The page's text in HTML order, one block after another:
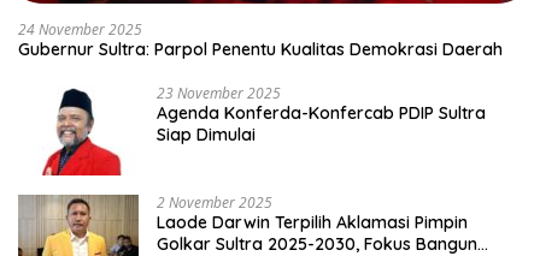
24 November 2025
Gubernur Sultra: Parpol Penentu Kualitas Demokrasi Daerah
23 November 2025
Agenda Konferda-Konfercab PDIP Sultra
Siap Dimulai
2 November 2025
Laode Darwin Terpilih Aklamasi Pimpin
Golkar Sultra 2025-2030, Fokus Bangun